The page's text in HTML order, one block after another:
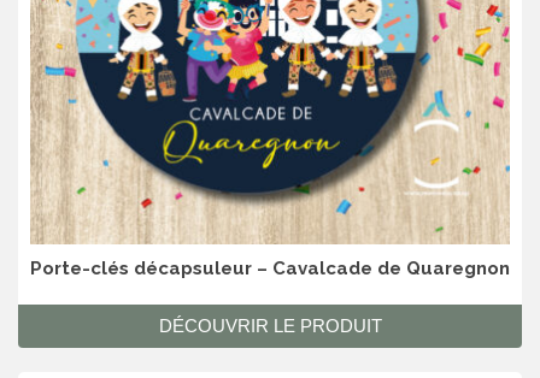
Porte-clés décapsuleur – Cavalcade de Quaregnon
DÉCOUVRIR LE PRODUIT